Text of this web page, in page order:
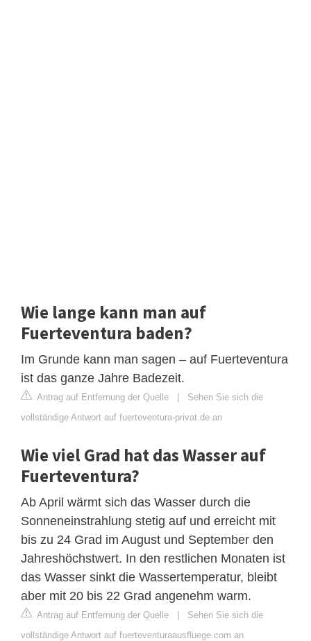
Wie lange kann man auf
Fuerteventura baden?
Im Grunde kann man sagen – auf Fuerteventura
ist das ganze Jahre Badezeit.
Antrag auf Entfernung der Quelle | Sehen Sie sich die
vollständige Antwort auf fuerteventura-privat.de an
Wie viel Grad hat das Wasser auf
Fuerteventura?
Ab April wärmt sich das Wasser durch die
Sonneneinstrahlung stetig auf und erreicht mit
bis zu 24 Grad im August und September den
Jahreshöchstwert. In den restlichen Monaten ist
das Wasser sinkt die Wassertemperatur, bleibt
aber mit 20 bis 22 Grad angenehm warm.
Antrag auf Entfernung der Quelle | Sehen Sie sich die
vollständige Antwort auf fuerteventuraausfluege.com an